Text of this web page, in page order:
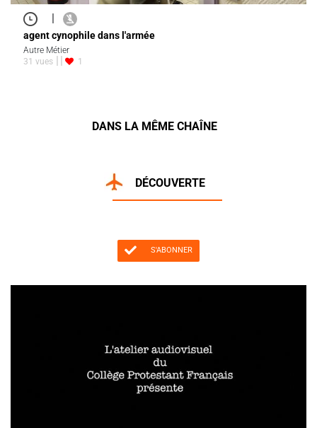
|
agent cynophile dans l'armée
Autre Métier
31 vues
1
DANS LA MÊME CHAÎNE
DÉCOUVERTE
S'ABONNER